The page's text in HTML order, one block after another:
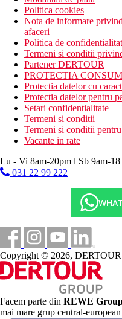
Activitati sportive contra
inchirieri auto
Mese
Demipensiune: mic dejun
selectie din meniu
All Inclusive: 10.00 -
include micul
cina (19.00-23.00,
bufet sau alegand
nelimitata de
productie locala.
Bar langa piscina:
meniu (fel
alcoolice si
Luchador
alcoolice fara
Bar WXYZ: 6:00
nelimitate si
Bar de pe plaja:
locala
Va rugam sa
stabilite de hotel
Politica cookies
Nota de informare
afaceri
Politica de
Termeni si conditii
Partener DERTOUR
PROTECTIA
Protectia datelor cu
Protectia datelor pentru
Setari confidentialitate
Termeni si conditii
Termeni si conditii
Vacante in rate
Lu - Vi 8am-20pm l Sb 9am-18
031 22 99 222
Copyright © 2026, DERTOUR
Facem parte din REWE
mai mare grup central-